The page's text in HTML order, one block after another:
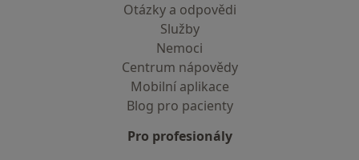
Otázky a odpovědi
Služby
Nemoci
Centrum nápovědy
Mobilní aplikace
Blog pro pacienty
Pro profesionály